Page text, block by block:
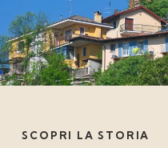
SCOPRI LA STORIA